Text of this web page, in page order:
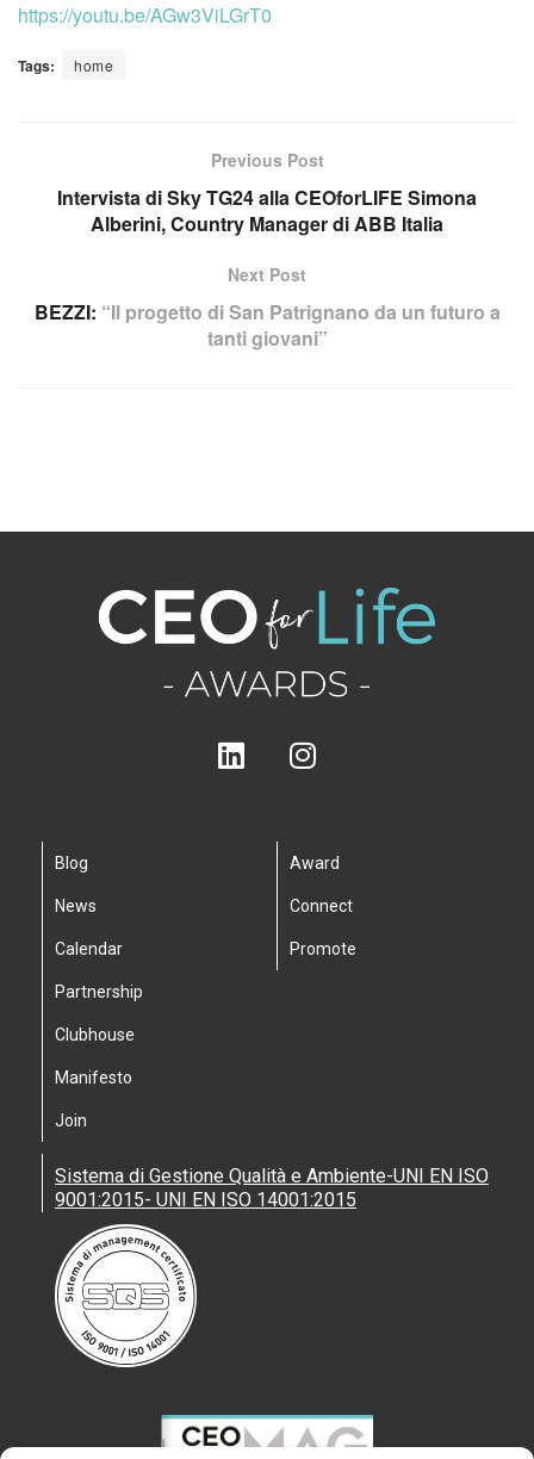
https://youtu.be/AGw3ViLGrT0
Tags: home
Previous Post
Intervista di Sky TG24 alla CEOforLIFE Simona
Alberini, Country Manager di ABB Italia
Next Post
BEZZI: “Il progetto di San Patrignano da un futuro a
tanti giovani”
Blog
News
Calendar
Partnership
Clubhouse
Manifesto
Join
Award
Connect
Promote
Sistema di Gestione Qualità e Ambiente-UNI EN ISO
9001:2015- UNI EN ISO 14001:2015